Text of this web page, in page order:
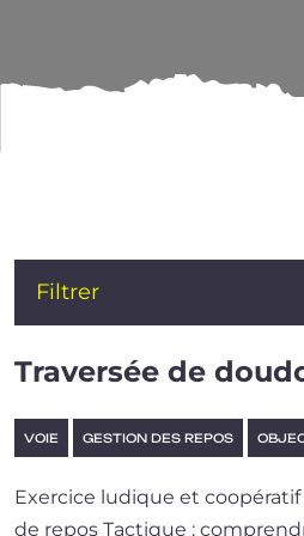
Filtrer
Traversée de
VOIE GESTION DES REPOS
Exercice ludique et
de repos Tactique :